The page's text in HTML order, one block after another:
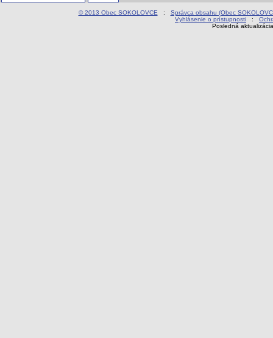
© 2013 Obec SOKOLOVCE : Správca obsahu (Obec
Vyhlásenie o prístupnosti :
Posledná